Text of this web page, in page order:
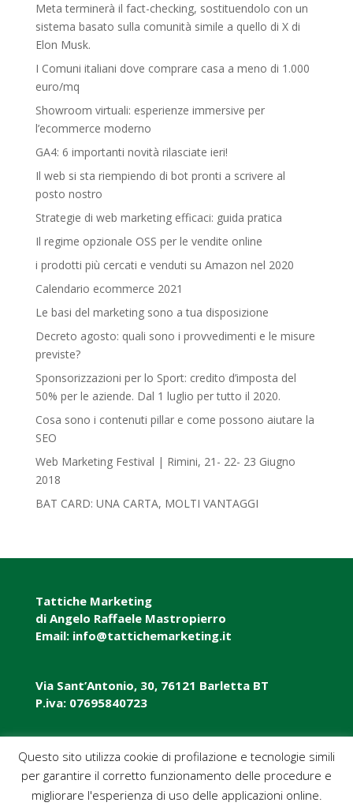
Meta terminerà il fact-checking, sostituendolo con un
sistema basato sulla comunità simile a quello di X di
Elon Musk.
I Comuni italiani dove comprare casa a meno di 1.000
euro/mq
Showroom virtuali: esperienze immersive per
l’ecommerce moderno
GA4: 6 importanti novità rilasciate ieri!
Il web si sta riempiendo di bot pronti a scrivere al
posto nostro
Strategie di web marketing efficaci: guida pratica
Il regime opzionale OSS per le vendite online
i prodotti più cercati e venduti su Amazon nel 2020
Calendario ecommerce 2021
Le basi del marketing sono a tua disposizione
Decreto agosto: quali sono i provvedimenti e le misure
previste?
Sponsorizzazioni per lo Sport: credito d’imposta del
50% per le aziende. Dal 1 luglio per tutto il 2020.
Cosa sono i contenuti pillar e come possono aiutare la
SEO
Web Marketing Festival | Rimini, 21- 22- 23 Giugno
2018‎
BAT CARD: UNA CARTA, MOLTI VANTAGGI
Tattiche Marketing
di Angelo Raffaele Mastropierro
Email: info@tattichemarketing.it
Via Sant’Antonio, 30, 76121 Barletta BT
P.iva: 07695840723
P.iva: 07695840723
Pec: tattichemarketing@pec.it
Questo sito utilizza cookie di profilazione e tecnologie simili
per garantire il corretto funzionamento delle procedure e
migliorare l'esperienza di uso delle applicazioni online.